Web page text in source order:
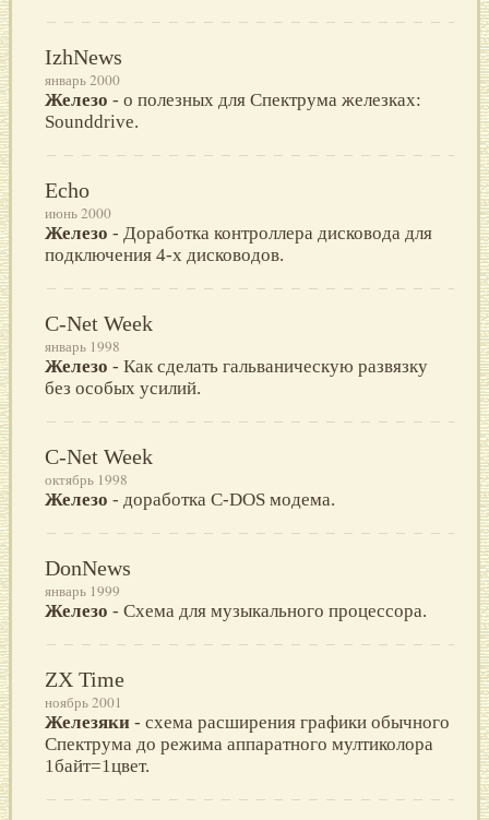
IzhNews
январь 2000
Железо - о полезных для Спектрума железках:
Sounddrive.
Echo
июнь 2000
Железо - Доработка контроллера дисковода для
подключения 4-х дисководов.
C-Net Week
январь 1998
Железо - Как сделать гальваническую развязку
без особых усилий.
C-Net Week
октябрь 1998
Железо - доработка C-DOS модема.
DonNews
январь 1999
Железо - Схема для музыкального процессора.
ZX Time
ноябрь 2001
Железяки - схема расширения графики обычного
Спектрума до режима аппаратного мултиколора
1байт=1цвет.